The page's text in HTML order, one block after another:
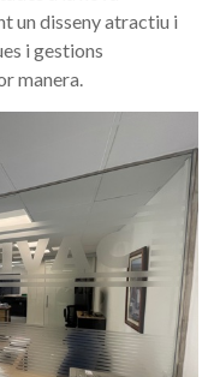
un disseny atractiu i
i gestions
manera.